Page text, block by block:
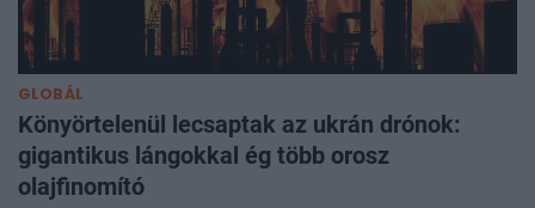
GLOBÁL
Könyörtelenül lecsaptak az ukrán drónok:
gigantikus lángokkal ég több orosz
olajfinomító